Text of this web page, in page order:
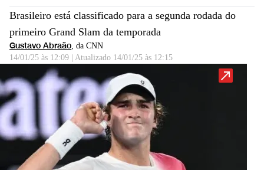
Brasileiro está classificado para a segunda rodada do
primeiro Grand Slam da temporada
Gustavo Abraão, da CNN
14/01/25 às 12:09
Atualizado 14/01/25 às 12:15